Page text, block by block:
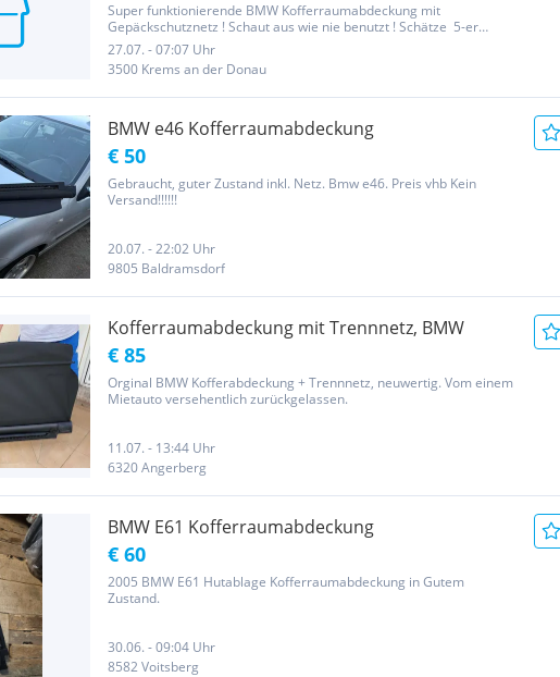
Super funktionierende BMW Kofferraumabdeckung mit
Gepäckschutznetz ! Schaut aus wie nie benutzt ! Schätze 5-er
Kombi so rund 2002 - Teilenr. auf Foto ! VB nur Eur 20,- Abholung
wäre super - Schwerer Teil ! Info: Tel: Wolfgang Da das ein
Privatverkauf...
27.07. - 07:07 Uhr
3500 Krems an der Donau
BMW e46 Kofferraumabdeckung
€ 50
Gebraucht, guter Zustand inkl. Netz. Bmw e46. Preis vhb Kein
Versand!!!!!!
20.07. - 22:02 Uhr
9805 Baldramsdorf
Kofferraumabdeckung mit Trennnetz, BMW
€ 85
Orginal BMW Kofferabdeckung + Trennnetz, neuwertig. Vom einem
Mietauto versehentlich zurückgelassen.
11.07. - 13:44 Uhr
6320 Angerberg
BMW E61 Kofferraumabdeckung
€ 60
2005 BMW E61 Hutablage Kofferraumabdeckung in Gutem
Zustand.
30.06. - 09:04 Uhr
8582 Voitsberg